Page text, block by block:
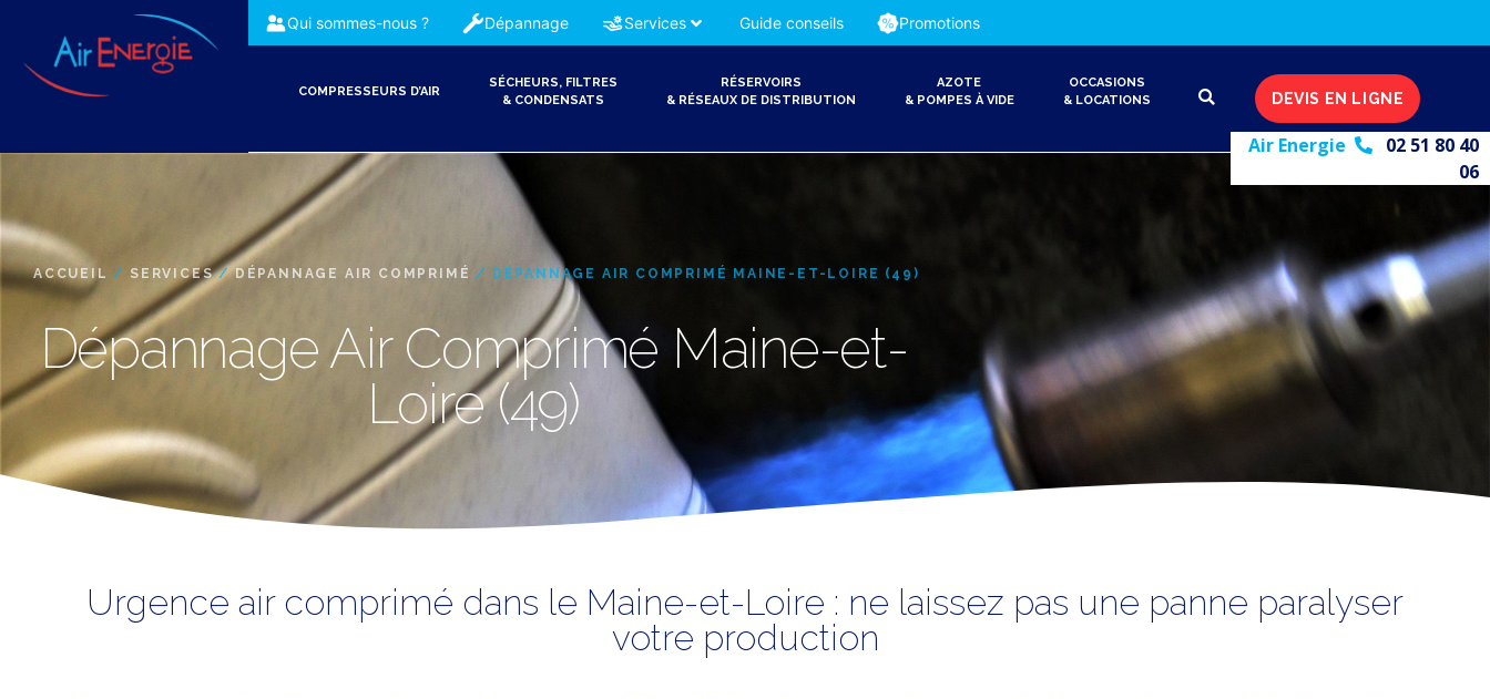
Qui sommes-nous ? Dépannage Services Guide conseils Promotions
COMPRESSEURS D’AIR
SÉCHEURS, FILTRES
& CONDENSATS
RÉSERVOIRS
& RÉSEAUX DE DISTRIBUTION
AZOTE
& POMPES À VIDE
OCCASIONS
& LOCATIONS
DEVIS EN LIGNE
Air Energie
02 51 80 40
06
ACCUEIL / SERVICES/DÉPANNAGE AIR COMPRIMÉ / DÉPANNAGE AIR COMPRIMÉ MAINE-ET-LOIRE (49)
Dépannage Air Comprimé Maine-et-
Loire (49)
Urgence air comprimé dans le Maine-et-Loire : ne laissez pas une panne paralyser
votre production